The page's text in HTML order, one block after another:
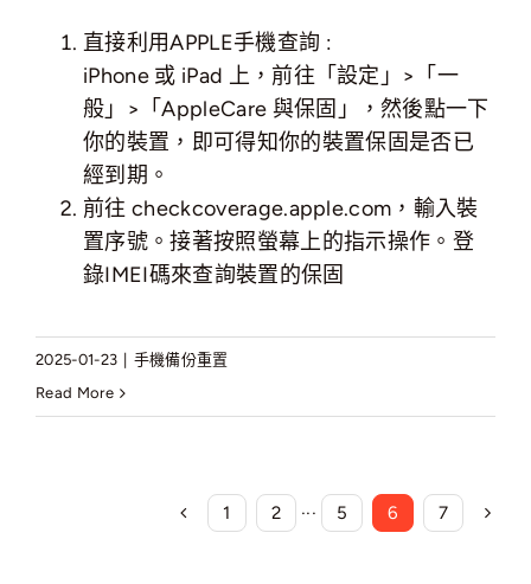
直接利用APPLE手機查詢 :
iPhone 或 iPad 上，前往「設定」>「一
般」>「AppleCare 與保固」，然後點一下
你的裝置，即可得知你的裝置保固是否已
經到期。
前往 checkcoverage.apple.com ，輸入裝
置序號。接著按照螢幕上的指示操作。登
錄IMEI碼來查詢裝置的保固
2025-01-23
手機備份重置
Read More
1 2 ··· 5 6 7